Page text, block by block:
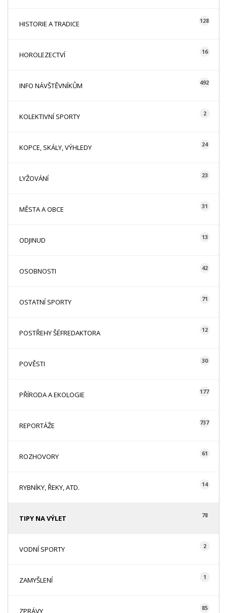
HISTORIE A TRADICE 128
HOROLEZECTVÍ 16
INFO NÁVŠTĚVNÍKŮM 492
KOLEKTIVNÍ SPORTY 2
KOPCE, SKÁLY, VÝHLEDY 24
LYŽOVÁNÍ 23
MĚSTA A OBCE 31
ODJINUD 13
OSOBNOSTI 42
OSTATNÍ SPORTY 71
POSTŘEHY ŠÉFREDAKTORA 12
POVĚSTI 30
PŘÍRODA A EKOLOGIE 177
REPORTÁŽE 737
ROZHOVORY 61
RYBNÍKY, ŘEKY, ATD. 14
TIPY NA VÝLET 78
VODNÍ SPORTY 2
ZAMYŠLENÍ 1
ZPRÁVY 85